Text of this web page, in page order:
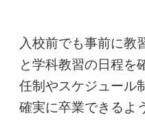
入校前でも事前に教
と学科教習の日程を
任制やスケジュール
確実に卒業できるよ